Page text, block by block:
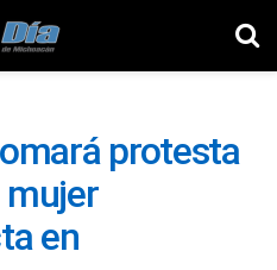
protesta
en